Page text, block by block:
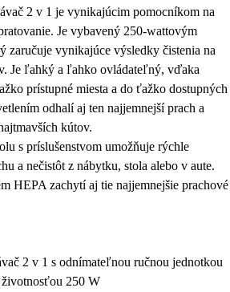
2 v 1 je vynikajúcim pomocníkom na
Je vybavený 250-wattovým
zaručuje vynikajúce výsledky čistenia na
Je ľahký a ľahko ovládateľný, vďaka
prístupné miesta a do ťažko dostupných
odhalí aj ten najjemnejší prach a
kútov.
s príslušenstvom umožňuje rýchle
a nečistôt z nábytku, stola alebo v aute.
HEPA zachytí aj tie najjemnejšie prachové
2 v 1 s odnímateľnou ručnou jednotkou
250 W